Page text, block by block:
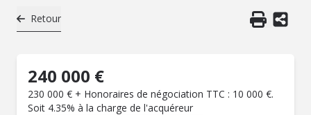
Retour
240 000 €
230 000 € + Honoraires de négociation TTC : 10 000 €.
Soit 4.35% à la charge de l'acquéreur